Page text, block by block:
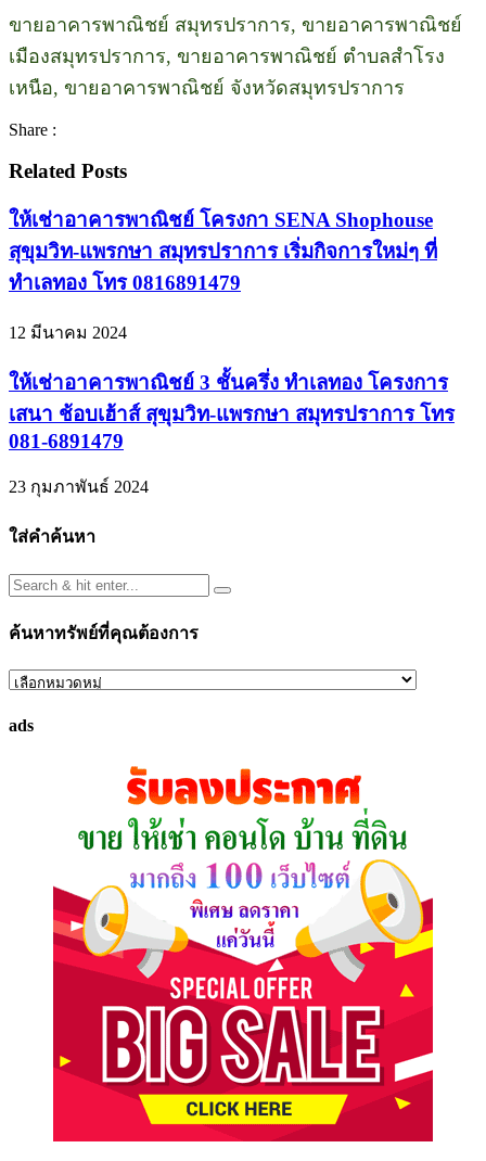
ขายอาคารพาณิชย์ สมุทรปราการ, ขายอาคารพาณิชย์
เมืองสมุทรปราการ, ขายอาคารพาณิชย์ ตำบลสำโรง
เหนือ, ขายอาคารพาณิชย์ จังหวัดสมุทรปราการ
Share :
Related Posts
ให้เช่าอาคารพาณิชย์ โครงกา SENA Shophouse
สุขุมวิท-แพรกษา สมุทรปราการ เริ่มกิจการใหม่ๆ ที่
ทำเลทอง โทร 0816891479
12 มีนาคม 2024
ให้เช่าอาคารพาณิชย์ 3 ชั้นครึ่ง ทำเลทอง โครงการ
เสนา ช้อบเฮ้าส์ สุขุมวิท-แพรกษา สมุทรปราการ โทร
081-6891479
23 กุมภาพันธ์ 2024
ใส่คำค้นหา
ค้นหาทรัพย์ที่คุณต้องการ
ค้นหา
ที่
ads